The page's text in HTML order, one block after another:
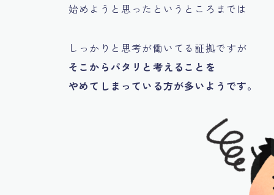
始めようと思ったというところまでは
しっかりと思考が働いてる証拠ですが
そこからパタリと考えることを
やめてしまっている方が多いようです。